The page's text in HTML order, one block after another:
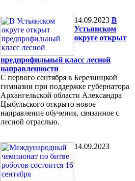
14.09.2023 В
Устьянском
округе открыт
предпрофильный класс лесной
направленности
С первого сентября в Березницкой
гимназии при поддержке губернатора
Архангельской области Александра
Цыбульского открыто новое
направление обучения, связанное с
лесной отраслью.
14.09.2023